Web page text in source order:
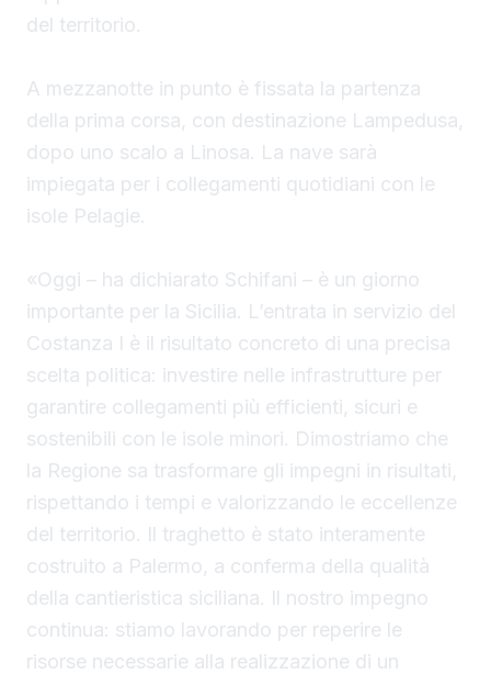
del territorio.
A mezzanotte in punto è fissata la partenza
della prima corsa, con destinazione Lampedusa,
dopo uno scalo a Linosa. La nave sarà
impiegata per i collegamenti quotidiani con le
isole Pelagie.
«Oggi – ha dichiarato Schifani – è un giorno
importante per la Sicilia. L’entrata in servizio del
Costanza I è il risultato concreto di una precisa
scelta politica: investire nelle infrastrutture per
garantire collegamenti più efficienti, sicuri e
sostenibili con le isole minori. Dimostriamo che
la Regione sa trasformare gli impegni in risultati,
rispettando i tempi e valorizzando le eccellenze
del territorio. Il traghetto è stato interamente
costruito a Palermo, a conferma della qualità
della cantieristica siciliana. Il nostro impegno
continua: stiamo lavorando per reperire le
risorse necessarie alla realizzazione di un